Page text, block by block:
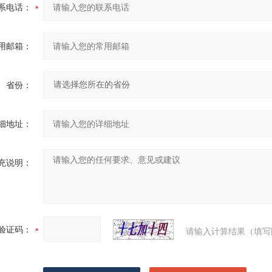
电话：
邮箱：
省份：
地址：
说明：
证码： 请输入计算结果（填